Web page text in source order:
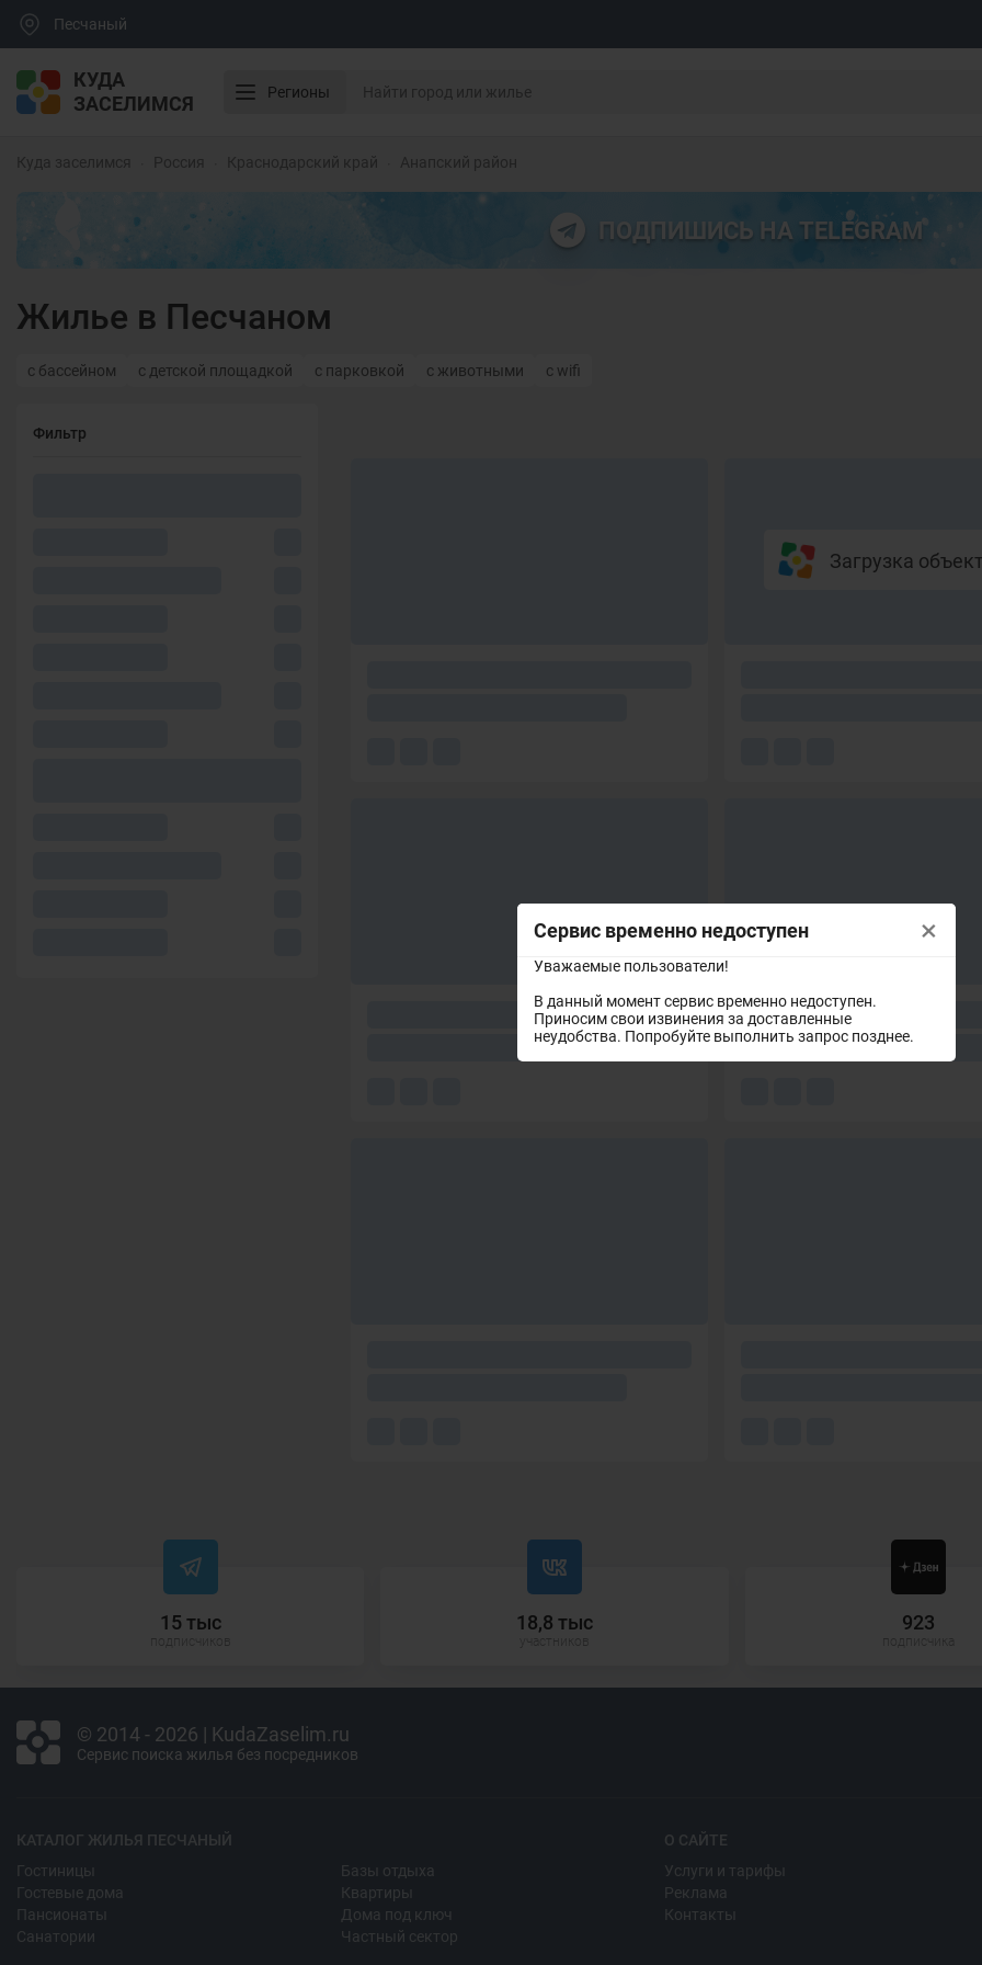
Сервис временно недоступен
Уважаемые пользователи!
В данный момент сервис временно недоступен.
Приносим свои извинения за доставленные
неудобства. Попробуйте выполнить запрос позднее.
×
Песчаный
КУДА
ЗАСЕЛИМСЯ
Регионы
Куда заселимся Россия Краснодарский край Анапский район
ПОДПИШИСЬ НА TELEGRAM
Жилье в Песчаном
с бассейном с детской площадкой с парковкой с животными с wifi
Фильтр
Загрузка
15 тыс 18,8 тыс 923
© 2014 - 2026 | KudaZaselim.ru
Сервис поиска жилья без посредников
КАТАЛОГ ЖИЛЬЯ ПЕСЧАНЫЙ
Гостиницы
Гостевые дома
Пансионаты
Санатории
Базы отдыха
Квартиры
Дома под ключ
Частный сектор
О САЙТЕ
Услуги и тарифы
Реклама
Контакты